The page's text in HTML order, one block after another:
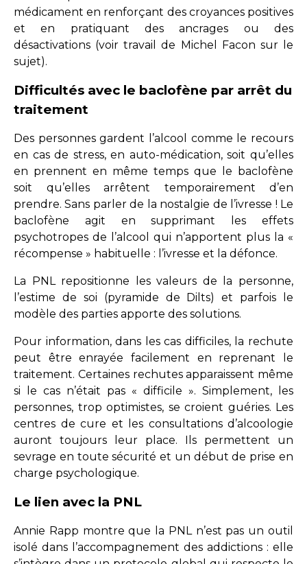
médicament en renforçant des croyances positives
et en pratiquant des ancrages ou des
désactivations (voir travail de Michel Facon sur le
sujet).
Difficultés avec le baclofène par arrêt du
traitement
Des personnes gardent l’alcool comme le recours
en cas de stress, en auto-médication, soit qu’elles
en prennent en même temps que le baclofène
soit qu’elles arrêtent temporairement d’en
prendre. Sans parler de la nostalgie de l’ivresse ! Le
baclofène agit en supprimant les effets
psychotropes de l’alcool qui n’apportent plus la «
récompense » habituelle : l’ivresse et la défonce.
La PNL repositionne les valeurs de la personne,
l’estime de soi (pyramide de Dilts) et parfois le
modèle des parties apporte des solutions.
Pour information, dans les cas difficiles, la rechute
peut être enrayée facilement en reprenant le
traitement. Certaines rechutes apparaissent même
si le cas n’était pas « difficile ». Simplement, les
personnes, trop optimistes, se croient guéries. Les
centres de cure et les consultations d’alcoologie
auront toujours leur place. Ils permettent un
sevrage en toute sécurité et un début de prise en
charge psychologique.
Le lien avec la PNL
Annie Rapp montre que la PNL n’est pas un outil
isolé dans l’accompagnement des addictions : elle